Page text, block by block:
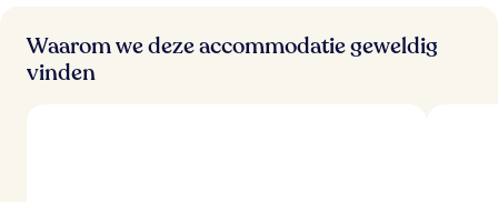
n
Waarom we deze accommodatie geweldig
vinden